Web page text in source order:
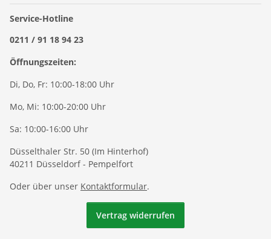
Service-Hotline
0211 / 91 18 94 23
Öffnungszeiten:
Di, Do, Fr: 10:00-18:00 Uhr
Mo, Mi: 10:00-20:00 Uhr
Sa: 10:00-16:00 Uhr
Düsselthaler Str. 50 (Im Hinterhof)
40211 Düsseldorf - Pempelfort
Oder über unser Kontaktformular.
Vertrag widerrufen